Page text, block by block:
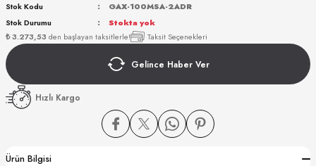
₺ 3.273,53 den başlayan taksitlerle! Taksit Seçenekleri
Stok Kodu
GAX-100MSA-2ADR
Stok Durumu
Stokta yok
Gelince Haber Ver
Hızlı Kargo
Ürün Bilgisi